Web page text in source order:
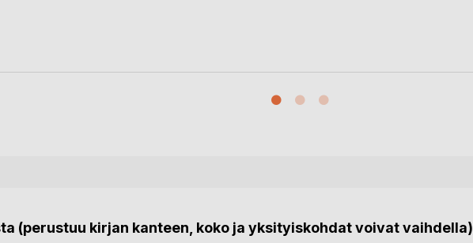
(perustuu kirjan kanteen, koko ja yksityiskohdat voivat vaihdella)